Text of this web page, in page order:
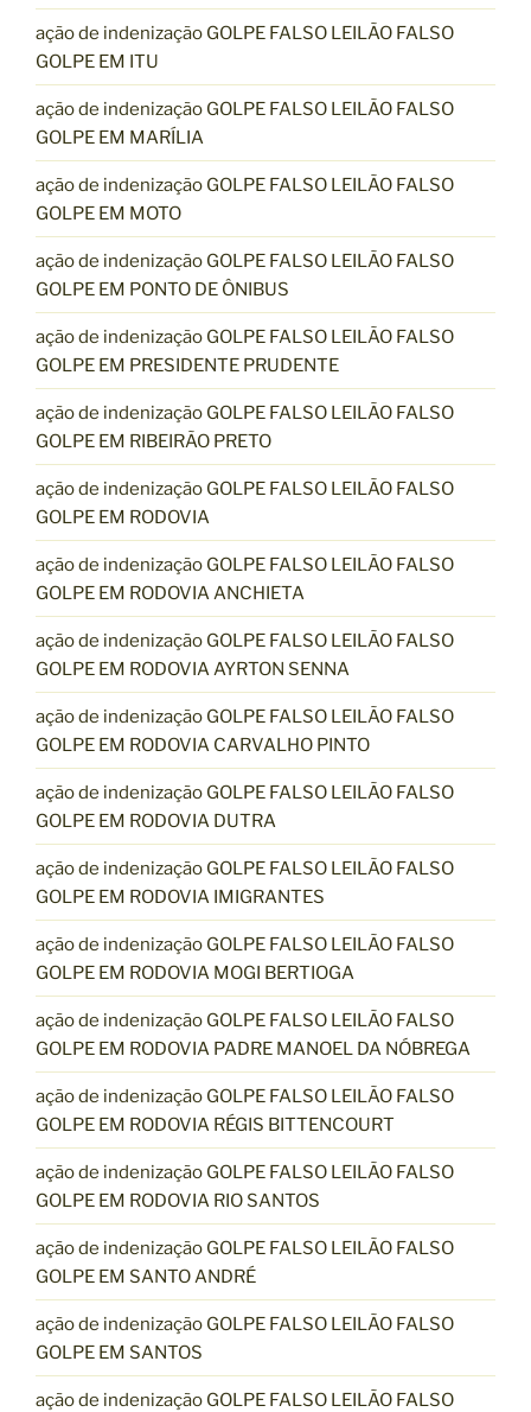
ação de indenização GOLPE FALSO LEILÃO FALSO
GOLPE EM ITU
ação de indenização GOLPE FALSO LEILÃO FALSO
GOLPE EM MARÍLIA
ação de indenização GOLPE FALSO LEILÃO FALSO
GOLPE EM MOTO
ação de indenização GOLPE FALSO LEILÃO FALSO
GOLPE EM PONTO DE ÔNIBUS
ação de indenização GOLPE FALSO LEILÃO FALSO
GOLPE EM PRESIDENTE PRUDENTE
ação de indenização GOLPE FALSO LEILÃO FALSO
GOLPE EM RIBEIRÃO PRETO
ação de indenização GOLPE FALSO LEILÃO FALSO
GOLPE EM RODOVIA
ação de indenização GOLPE FALSO LEILÃO FALSO
GOLPE EM RODOVIA ANCHIETA
ação de indenização GOLPE FALSO LEILÃO FALSO
GOLPE EM RODOVIA AYRTON SENNA
ação de indenização GOLPE FALSO LEILÃO FALSO
GOLPE EM RODOVIA CARVALHO PINTO
ação de indenização GOLPE FALSO LEILÃO FALSO
GOLPE EM RODOVIA DUTRA
ação de indenização GOLPE FALSO LEILÃO FALSO
GOLPE EM RODOVIA IMIGRANTES
ação de indenização GOLPE FALSO LEILÃO FALSO
GOLPE EM RODOVIA MOGI BERTIOGA
ação de indenização GOLPE FALSO LEILÃO FALSO
GOLPE EM RODOVIA PADRE MANOEL DA NÓBREGA
ação de indenização GOLPE FALSO LEILÃO FALSO
GOLPE EM RODOVIA RÉGIS BITTENCOURT
ação de indenização GOLPE FALSO LEILÃO FALSO
GOLPE EM RODOVIA RIO SANTOS
ação de indenização GOLPE FALSO LEILÃO FALSO
GOLPE EM SANTO ANDRÉ
ação de indenização GOLPE FALSO LEILÃO FALSO
GOLPE EM SANTOS
ação de indenização GOLPE FALSO LEILÃO FALSO